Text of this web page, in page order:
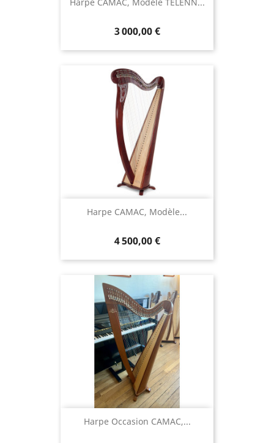
Harpe CAMAC, Modèle TELENN...
3 000,00 €
Harpe CAMAC, Modèle...
4 500,00 €
Harpe Occasion CAMAC,...